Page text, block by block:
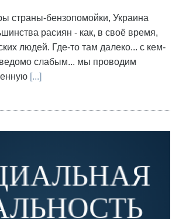
страны-бензопомойки, Украина
расиян - как, в своё время,
людей. Где-то там далеко... с кем-
слабым... мы проводим
[...]